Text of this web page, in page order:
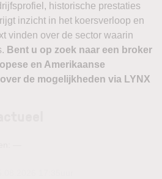
historische prestaties
inzicht in het koersverloop en
vinden over de sector waarin
Bent u op zoek naar een broker
en Amerikaanse
de mogelijkheden via LYNX